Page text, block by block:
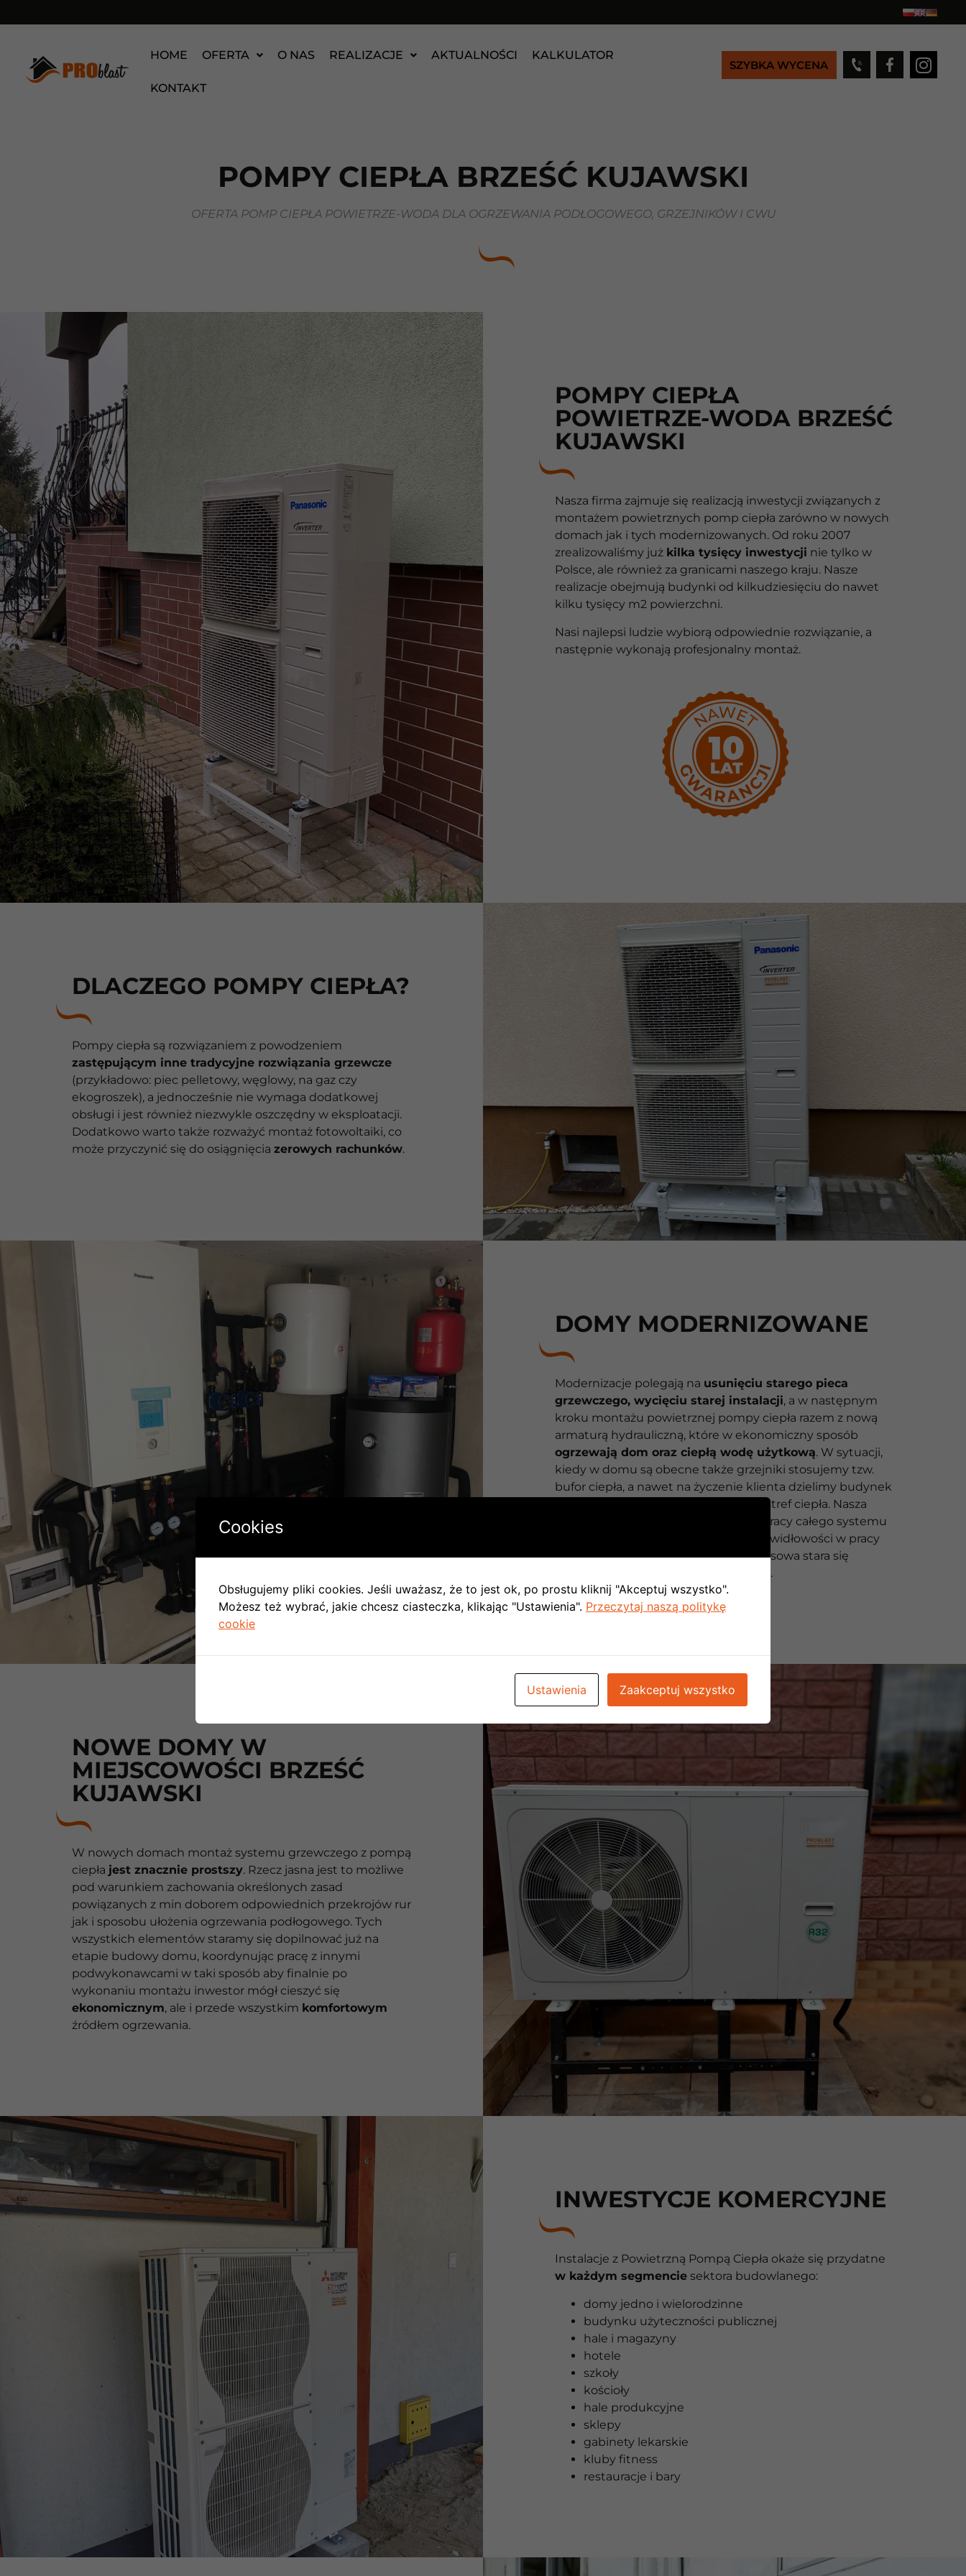
HOME OFERTA O NAS REALIZACJE AKTUALNOŚCI KALKULATOR
KONTAKT
SZYBKA WYCENA
POMPY CIEPŁA BRZEŚĆ KUJAWSKI
OFERTA POMP CIEPŁA POWIETRZE-WODA DLA OGRZEWANIA PODŁOGOWEGO, GRZEJNIKÓW I CWU
POMPY CIEPŁA
POWIETRZE-WODA BRZEŚĆ
KUJAWSKI
Nasza firma zajmuje się realizacją inwestycji związanych z
montażem powietrznych pomp ciepła zarówno w nowych
domach jak i tych modernizowanych. Od roku 2007
zrealizowaliśmy już kilka tysięcy inwestycji nie tylko w
Polsce, ale również za granicami naszego kraju. Nasze
realizacje obejmują budynki od kilkudziesięciu do nawet
kilku tysięcy m2 powierzchni.
Nasi najlepsi ludzie wybiorą odpowiednie rozwiązanie, a
następnie wykonają profesjonalny montaż.
DLACZEGO POMPY CIEPŁA?
Pompy ciepła są rozwiązaniem z powodzeniem
zastępującym inne tradycyjne rozwiązania grzewcze
(przykładowo: piec pelletowy, węglowy, na gaz czy
ekogroszek), a jednocześnie nie wymaga dodatkowej
obsługi i jest również niezwykle oszczędny w eksploatacji.
Dodatkowo warto także rozważyć montaż fotowoltaiki, co
może przyczynić się do osiągnięcia zerowych rachunków.
DOMY MODERNIZOWANE
Modernizacje polegają na usunięciu starego pieca
grzewczego, wycięciu starej instalacji, a w następnym
kroku montażu powietrznej pompy ciepła razem z nową
armaturą hydrauliczną, które w ekonomiczny sposób
ogrzewają dom oraz ciepłą wodę użytkową. W sytuacji,
kiedy w domu są obecne także grzejniki stosujemy tzw.
bufor ciepła, a nawet na życzenie klienta dzielimy budynek
na kilka niezależnie kontrolowanych stref ciepła. Nasza
firma monitoruje zdalnie parametry pracy całego systemu
grzewczego, a w razie wykrycia nieprawidłowości w pracy
układu nasza specjalna brygada serwisowa stara się
.
NOWE DOMY W
MIEJSCOWOŚCI BRZEŚĆ
KUJAWSKI
W nowych domach montaż systemu grzewczego z pompą
ciepła jest znacznie prostszy. Rzecz jasna jest to możliwe
pod warunkiem zachowania określonych zasad
powiązanych z min doborem odpowiednich przekrojów rur
jak i sposobu ułożenia ogrzewania podłogowego. Tych
wszystkich elementów staramy się dopilnować już na
etapie budowy domu, koordynując pracę z innymi
podwykonawcami w taki sposób aby finalnie po
wykonaniu montażu inwestor mógł cieszyć się
ekonomicznym, ale i przede wszystkim komfortowym
źródłem ogrzewania.
INWESTYCJE KOMERCYJNE
Instalacje z Powietrzną Pompą Ciepła okaże się przydatne
w każdym segmencie sektora budowlanego:
domy jedno i wielorodzinne
budynku użyteczności publicznej
hale i magazyny
hotele
szkoły
kościoły
hale produkcyjne
sklepy
gabinety lekarskie
kluby fitness
restauracje i bary
Cookies
Obsługujemy pliki cookies. Jeśli uważasz, że to jest ok, po prostu kliknij "Akceptuj wszystko".
Możesz też wybrać, jakie chcesz ciasteczka, klikając "Ustawienia". Przeczytaj naszą politykę
cookie
Ustawienia Zaakceptuj wszystko